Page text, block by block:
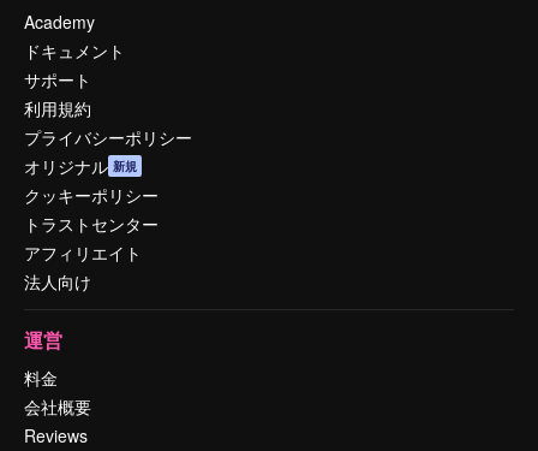
Academy
ドキュメント
サポート
利用規約
プライバシーポリシー
オリジナル 新規
クッキーポリシー
トラストセンター
アフィリエイト
法人向け
運営
料金
会社概要
Reviews